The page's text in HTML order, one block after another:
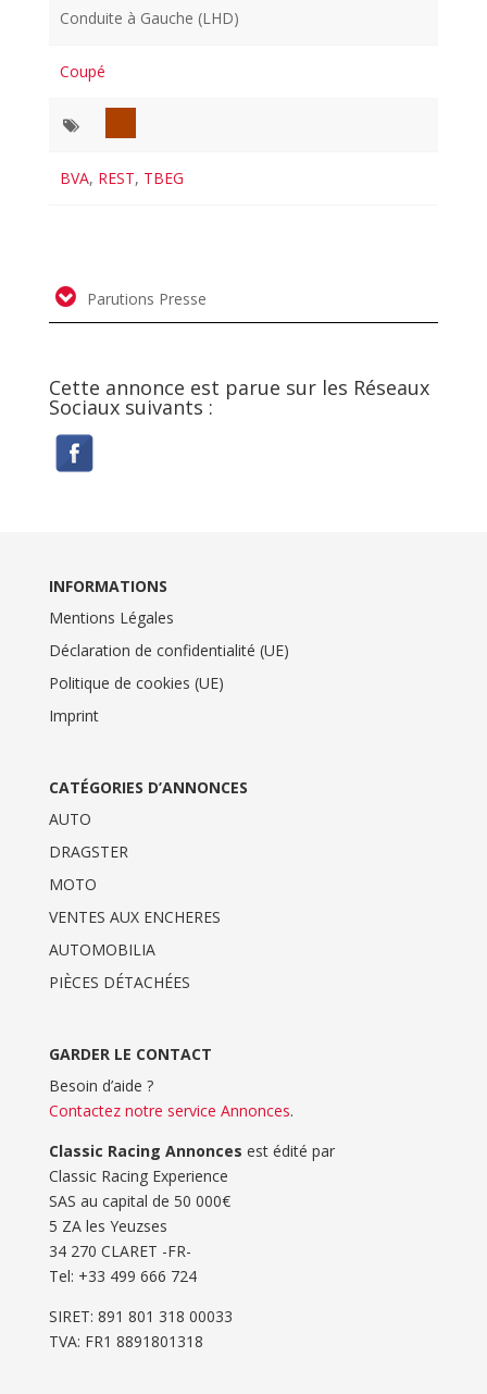
Conduite à Gauche (LHD)
Coupé
BVA, REST, TBEG
Parutions Presse
Cette annonce est parue sur les Réseaux
Sociaux suivants :
INFORMATIONS
Mentions Légales
Déclaration de confidentialité (UE)
Politique de cookies (UE)
Imprint
CATÉGORIES D’ANNONCES
AUTO
DRAGSTER
MOTO
VENTES AUX ENCHERES
AUTOMOBILIA
PIÈCES DÉTACHÉES
GARDER LE CONTACT
Besoin d’aide ?
Contactez notre service Annonces.
Classic Racing Annonces est édité par
Classic Racing Experience
SAS au capital de 50 000€
5 ZA les Yeuzses
34 270 CLARET -FR-
Tel: ‭+33 499 666 724‬
SIRET: 891 801 318 00033
TVA: FR1 8891801318